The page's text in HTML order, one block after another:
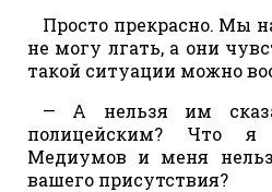
Просто прекрасно. Мы
не могу лгать, а они
такой ситуации можно
— А нельзя им
полицейским? Что я
Медиумов и меня
вашего присутствия?